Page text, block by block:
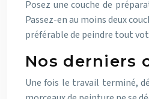
Posez une couche de
Passez-en au moins deux
préférable de peindre tout
Nos derniers
Une fois le travail terminé,